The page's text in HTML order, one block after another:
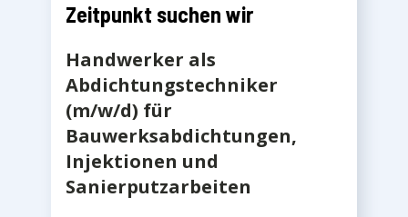
Zeitpunkt suchen wir
Handwerker als
Abdichtungstechniker
(m/w/d) für
Bauwerksabdichtungen,
Injektionen und
Sanierputzarbeiten